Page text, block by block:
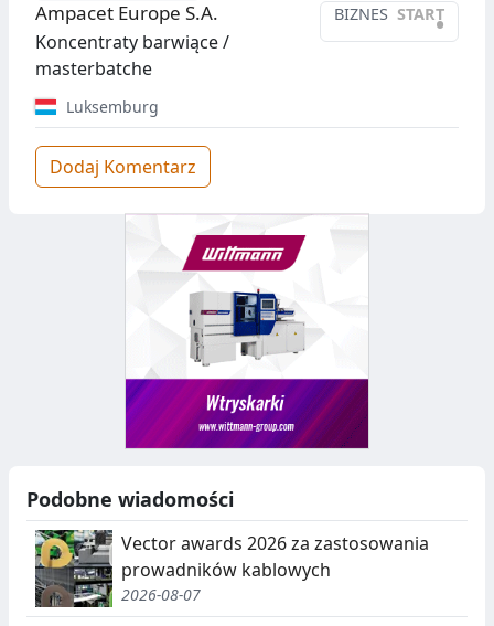
BIZNES START
•
Ampacet Europe S.A.
Koncentraty barwiące /
masterbatche
Luksemburg
Dodaj Komentarz
Podobne wiadomości
Vector awards 2026 za zastosowania
prowadników kablowych
2026-08-07